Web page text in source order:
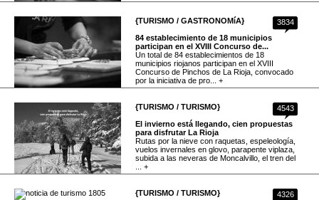
3834
{TURISMO / GASTRONOMíA}
84 establecimiento de 18 municipios
participan en el XVIII Concurso de...
Un total de 84 establecimientos de 18
municipios riojanos participan en el XVIII
Concurso de Pinchos de La Rioja, convocado
por la iniciativa de pro... +
4543
{TURISMO / TURISMO}
El invierno está llegando, cien propuestas
para disfrutar La Rioja
Rutas por la nieve con raquetas, espeleología,
vuelos invernales en glovo, parapente viplaza,
subida a las neveras de Moncalvillo, el tren del
... +
4326
{TURISMO / TURISMO}